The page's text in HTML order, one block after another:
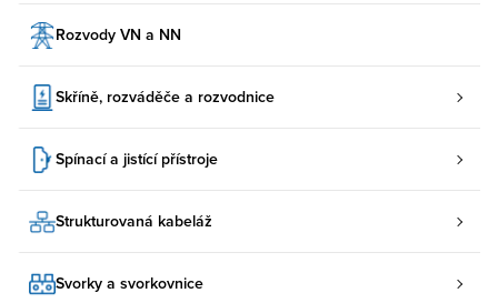
Rozvody VN a NN
Skříně, rozváděče a rozvodnice
Spínací a jistící přístroje
Strukturovaná kabeláž
Svorky a svorkovnice